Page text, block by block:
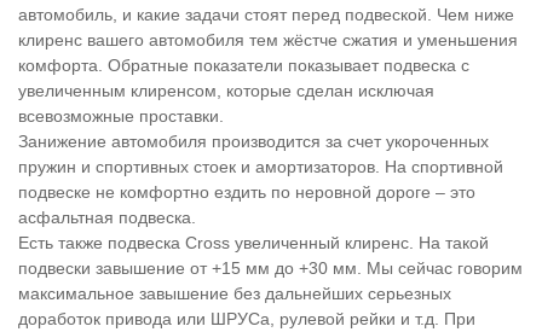
автомобиль, и какие задачи стоят перед подвеской. Чем ниже
клиренс вашего автомобиля тем жёстче сжатия и уменьшения
комфорта. Обратные показатели показывает подвеска с
увеличенным клиренсом, которые сделан исключая
всевозможные проставки.
Занижение автомобиля производится за счет укороченных
пружин и спортивных стоек и амортизаторов. На спортивной
подвеске не комфортно ездить по неровной дороге – это
асфальтная подвеска.
Есть также подвеска Cross увеличенный клиренс. На такой
подвески завышение от +15 мм до +30 мм. Мы сейчас говорим
максимальное завышение без дальнейших серьезных
доработок привода или ШРУСа, рулевой рейки и т.д. При